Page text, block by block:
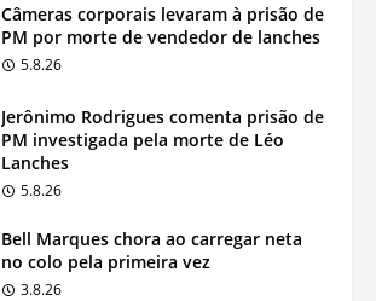
Câmeras corporais levaram à prisão de
PM por morte de vendedor de lanches
5.8.26
Jerônimo Rodrigues comenta prisão de
PM investigada pela morte de Léo
Lanches
5.8.26
Bell Marques chora ao carregar neta
no colo pela primeira vez
3.8.26